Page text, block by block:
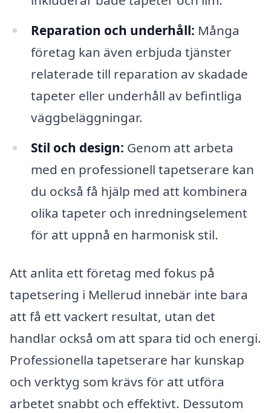
Reparation och underhåll: Många
företag kan även erbjuda tjänster
relaterade till reparation av skadade
tapeter eller underhåll av befintliga
väggbeläggningar.
Stil och design: Genom att arbeta
med en professionell tapetserare kan
du också få hjälp med att kombinera
olika tapeter och inredningselement
för att uppnå en harmonisk stil.
Att anlita ett företag med fokus på
tapetsering i Mellerud innebär inte bara
att få ett vackert resultat, utan det
handlar också om att spara tid och energi.
Professionella tapetserare har kunskap
och verktyg som krävs för att utföra
arbetet snabbt och effektivt. Dessutom